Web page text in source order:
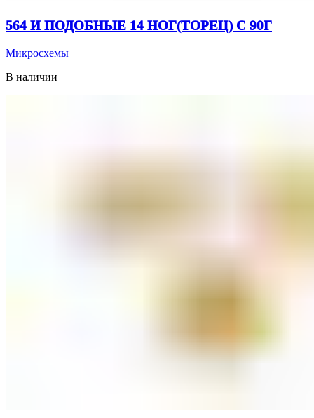
564 И ПОДОБНЫЕ 14 НОГ(ТОРЕЦ) C 90Г
Микросхемы
В наличии